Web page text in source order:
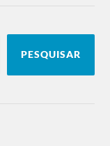
PESQUISAR